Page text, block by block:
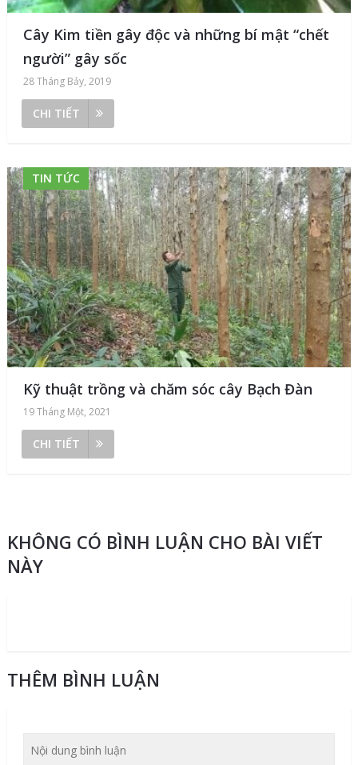
Cây Kim tiền gây độc và những bí mật “chết
người” gây sốc
28 Tháng Bảy, 2019
CHI TIẾT
TIN TỨC
Kỹ thuật trồng và chăm sóc cây Bạch Đàn
19 Tháng Một, 2021
CHI TIẾT
KHÔNG CÓ BÌNH LUẬN CHO BÀI VIẾT
NÀY
THÊM BÌNH LUẬN